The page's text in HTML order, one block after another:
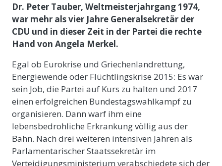
Dr. Peter Tauber, Weltmeisterjahrgang 1974,
war mehr als vier Jahre Generalsekretär der
CDU und in dieser Zeit in der Partei die rechte
Hand von Angela Merkel.
Egal ob Eurokrise und Griechenlandrettung,
Energiewende oder Flüchtlingskrise 2015: Es war
sein Job, die Partei auf Kurs zu halten und 2017
einen erfolgreichen Bundestagswahlkampf zu
organisieren. Dann warf ihm eine
lebensbedrohliche Erkrankung völlig aus der
Bahn. Nach drei weiteren intensiven Jahren als
Parlamentarischer Staatssekretär im
Verteidigungsministerium verabschiedete sich der